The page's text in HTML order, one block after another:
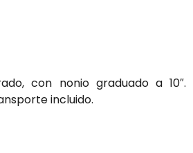
con nonio graduado a 10″.
incluido.